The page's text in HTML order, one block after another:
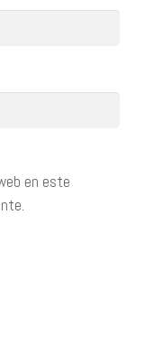
en este